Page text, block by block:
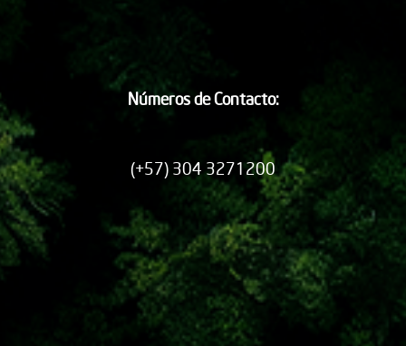
Números de Contacto:
(+57) 304 3271200